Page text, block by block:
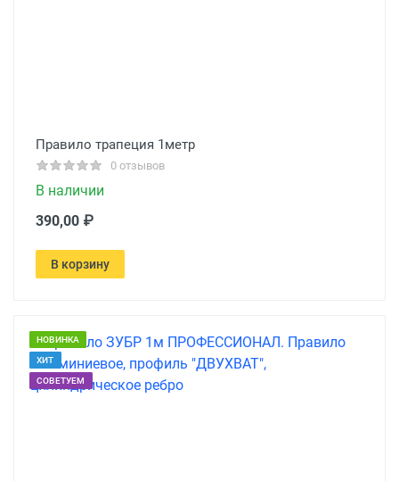
Правило трапеция 1метр
0 отзывов
В наличии
390,00 ₽
В корзину
НОВИНКА
ХИТ
СОВЕТУЕМ